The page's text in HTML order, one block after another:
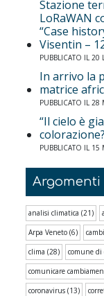
Stazione
LoRaWAN
“Case
Visentin –
PUBBLICATO IL
In arrivo la
matrice
PUBBLICATO IL
“Il cielo è
colorazione?
PUBBLICATO IL
Argomenti
analisi climatica (21)
Arpa Veneto (6)
clima (28) comune di
comunicare
coronavirus (13)